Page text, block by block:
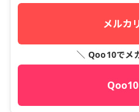
メルカ
＼ Qoo10でメ